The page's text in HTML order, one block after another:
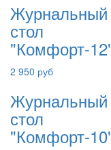
Журнальный
стол
"Комфорт-
2 950 руб
Журнальный
стол
"Комфорт-